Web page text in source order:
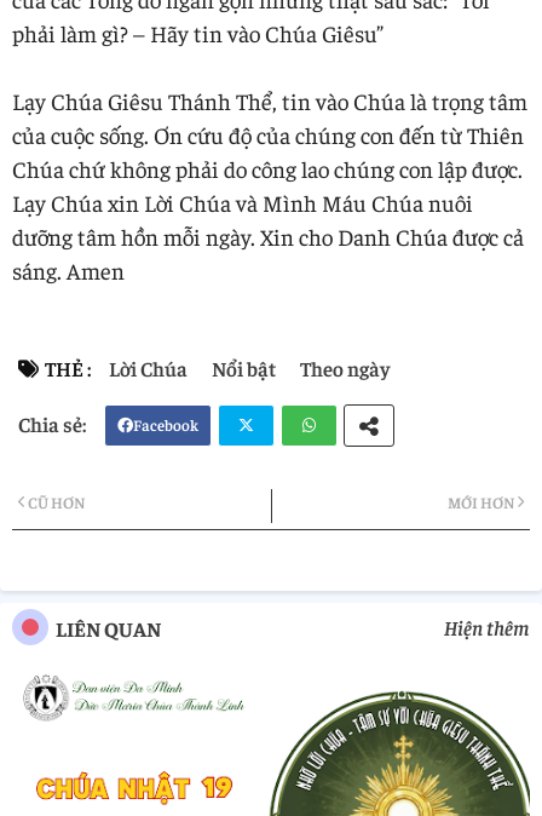
phải làm gì? – Hãy tin vào Chúa Giêsu”
Lạy Chúa Giêsu Thánh Thể, tin vào Chúa là trọng tâm
của cuộc sống. Ơn cứu độ của chúng con đến từ Thiên
Chúa chứ không phải do công lao chúng con lập được.
Lạy Chúa xin Lời Chúa và Mình Máu Chúa nuôi
dưỡng tâm hồn mỗi ngày. Xin cho Danh Chúa được cả
sáng. Amen
THẺ : Lời Chúa Nổi bật Theo ngày
Facebook
MỚI HƠN
CŨ HƠN
LIÊN QUAN Hiện thêm